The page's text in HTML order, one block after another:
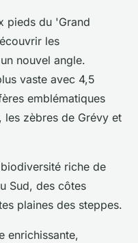
pieds du 'Grand
les
nouvel angle.
vaste avec 4,5
emblématiques
les zèbres de Grévy et
riche de
Sud, des côtes
plaines des steppes.
enrichissante,